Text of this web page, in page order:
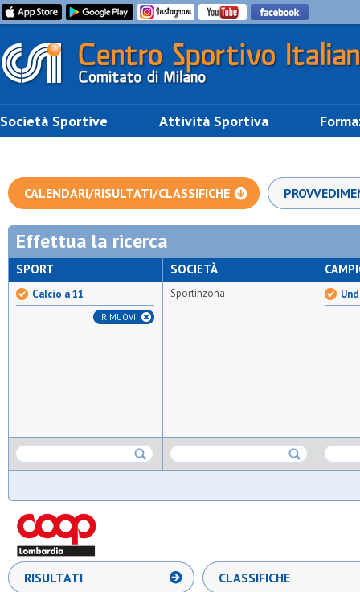
Società Sportive Attività Sportiva
CALENDARI/RISULTATI/CLASSIFICHE
Effettua la ricerca
SPORT
Calcio a 11
RIMUOVI
SOCIETÀ
Sportinzona
RISULTATI CLASSIFICHE